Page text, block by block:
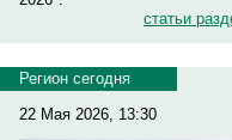
статьи
Регион сегодня
22 Мая 2026, 13:30